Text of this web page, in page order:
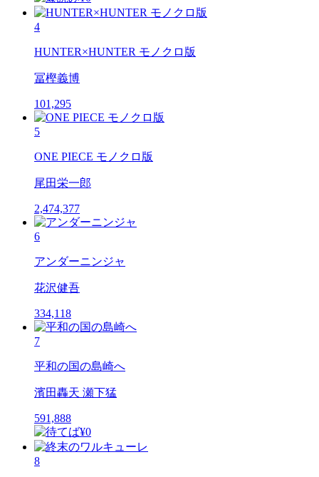
4
HUNTER×HUNTER モノクロ版
冨樫義博
101,295
5
ONE PIECE モノクロ版
尾田栄一郎
2,474,377
6
アンダーニンジャ
花沢健吾
334,118
7
平和の国の島崎へ
濱田轟天 瀬下猛
591,888
8